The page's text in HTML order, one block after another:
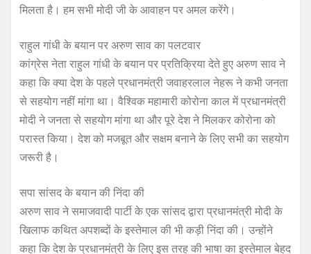
मिलता है। हम सभी मोदी जी के आवाहन पर अमल करेंगे।
राहुल गांधी के बयान पर अरुण साव का पलटवार
कांग्रेस नेता राहुल गांधी के बयान पर प्रतिक्रिया देते हुए अरुण साव ने
कहा कि क्या देश के पहले प्रधानमंत्री जवाहरलाल नेहरू ने कभी जनता
से सहयोग नहीं मांगा था। वैश्विक महामारी कोरोना काल में प्रधानमंत्री
मोदी ने जनता से सहयोग मांगा था और पूरे देश ने मिलकर कोरोना को
परास्त किया। देश को मजबूत और सक्षम बनाने के लिए सभी का सहयोग
जरूरी है।
सपा सांसद के बयान की निंदा की
अरुण साव ने समाजवादी पार्टी के एक सांसद द्वारा प्रधानमंत्री मोदी के
खिलाफ कथित अपशब्दों के इस्तेमाल की भी कड़ी निंदा की। उन्होंने
कहा कि देश के प्रधानमंत्री के लिए इस तरह की भाषा का इस्तेमाल बेहद